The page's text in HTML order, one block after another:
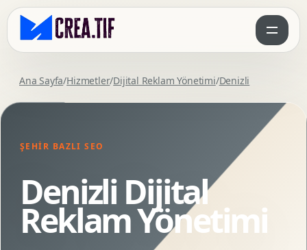
Ana Sayfa/Hizmetler/Dijital Reklam Yönetimi/Denizli
ŞEHIR BAZLI SEO
Denizli Dijital
Reklam Yönetimi